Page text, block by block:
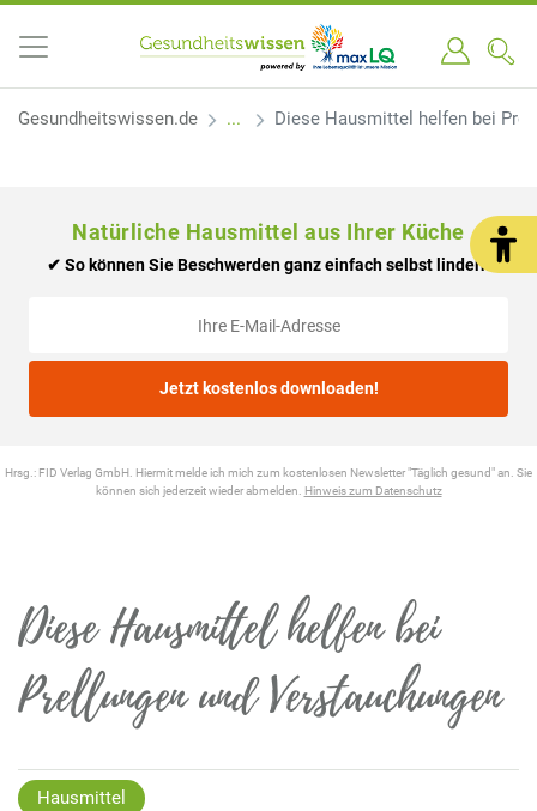
Gesundheitswissen.de Diese Hausmittel helfen bei
Diese Hausmittel helfen bei
Prellungen und Verstauchungen
Hausmittel